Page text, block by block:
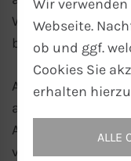
berührungslos
aushärten von
Anwendungen im
von Kunststoffen
Wir
Webseite.
ob und ggf.
Cookies Sie
erhalten
ALLE